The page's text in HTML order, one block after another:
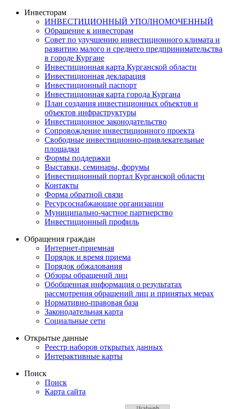
Инвесторам
ИНВЕСТИЦИОННЫЙ УПОЛНОМОЧЕННЫЙ
Обращение к инвесторам
Совет по улучшению инвестиционного климата и
развитию малого и среднего предпринимательства
в городе Кургане
Инвестиционная карта Курганской области
Инвестиционная декларация
Инвестиционный паспорт
Инвестиционная карта города Кургана
План создания инвестиционных объектов и
объектов инфраструктуры
Инвестиционное законодательство
Сопровождение инвестиционного проекта
Свободные инвестиционно-привлекательные
площадки
Формы поддержки
Выставки, семинары, форумы
Инвестиционный портал Курганской области
Контакты
Форма обратной связи
Ресурсоснабжающие организации
Муниципально-частное партнерство
Инвестиционный профиль
Обращения граждан
Интернет-приемная
Порядок и время приема
Порядок обжалования
Обзоры обращений лиц
Обобщенная информация о результатах
рассмотрения обращений лиц и принятых мерах
Нормативно-правовая база
Законодательная карта
Социальные сети
Открытые данные
Реестр наборов открытых данных
Интерактивные карты
Поиск
Поиск
Карта сайта